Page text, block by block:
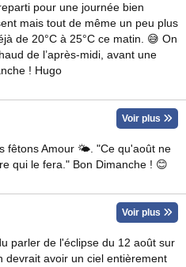
pour une journée bien
mais tout de même un peu plus
de 20°C à 25°C ce matin. 😅 On
de l’après-midi, avant une
! Hugo
Voir plus
fêtons Amour 🌤. "Ce qu'août ne
qui le fera." Bon Dimanche ! 😊
Voir plus
parler de l'éclipse du 12 août sur
devrait avoir un ciel entièrement